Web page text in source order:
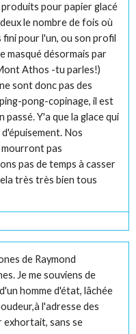
pour papier glacé
le nombre de fois où
fini pour l'un, ou son profil
masqué désormais par
Athos -tu parles!)
sont donc pas des
pong-copinage, il est
Y'a que la glace qui
Nos
pas
pas de temps à casser
très très bien tous
de Raymond
Je me souviens de
homme d'état, lâchée
l'adresse des
exhortait, sans se